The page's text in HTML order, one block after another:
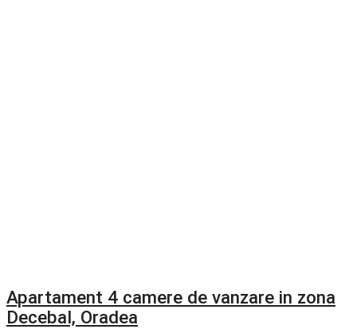
Apartament 4 camere de vanzare in zona
Decebal, Oradea